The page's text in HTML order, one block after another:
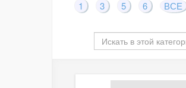
1
3 5 6 ВСЕ